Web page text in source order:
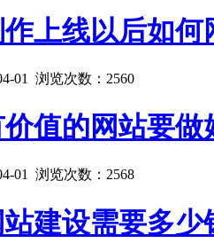
作上线以后如何
01 浏览次数：2560
值的网站要做
01 浏览次数：2568
建设需要多少